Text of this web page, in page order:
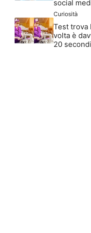
social
Curiosità
Test trova
volta è
20